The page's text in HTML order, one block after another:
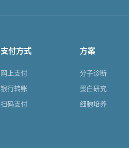
支付方式
网上支付
银行转账
扫码支付
方案
分子诊断
蛋白研究
细胞培养